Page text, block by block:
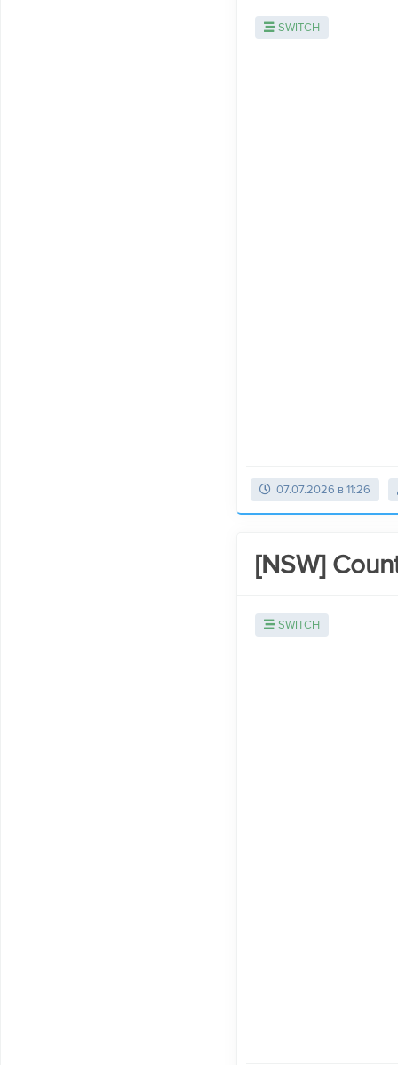
SWITCH
07.07.2026 в 11:26
[NSW]
SWITCH